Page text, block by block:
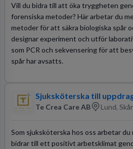
Vill du bidra till att öka tryggheten
forensiska metoder? Här arbetar du
metoder för att säkra biologiska spår
designar experiment och utför
som PCR och sekvensering för att
spår har avsatts.
Sjuksköterska till
Te Crea Care AB Lund,
Som sjuksköterska hos oss arbetar du
bidrar till ett positivt arbetsklimat